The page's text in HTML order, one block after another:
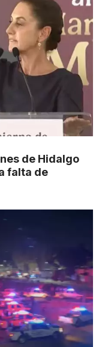
de Hidalgo
falta de